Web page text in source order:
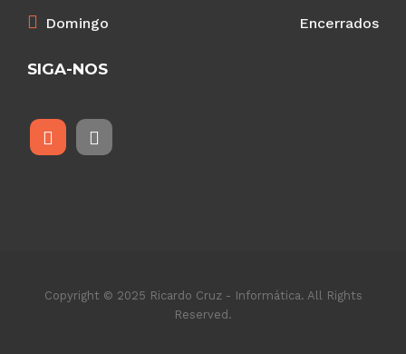
Domingo
Encerrados
SIGA-NOS
Copyright © 2025 Ricardo Cruz - Informática. All Rights
Reserved.